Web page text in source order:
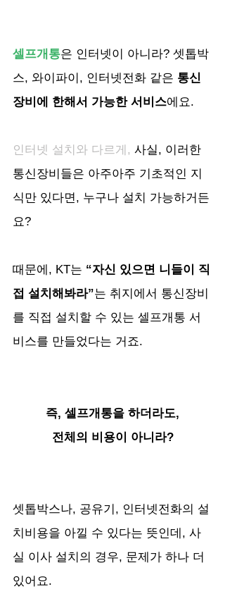
셀프개통은 인터넷이 아니라? 셋톱박
스, 와이파이, 인터넷전화 같은 통신
장비에 한해서 가능한 서비스에요.
인터넷 설치와 다르게, 사실, 이러한
통신장비들은 아주아주 기초적인 지
식만 있다면, 누구나 설치 가능하거든
요?
때문에, KT는 “자신 있으면 니들이 직
접 설치해봐라”는 취지에서 통신장비
를 직접 설치할 수 있는 셀프개통 서
비스를 만들었다는 거죠.
즉, 셀프개통을 하더라도,
전체의 비용이 아니라?
셋톱박스나, 공유기, 인터넷전화의 설
치비용을 아낄 수 있다는 뜻인데, 사
실 이사 설치의 경우, 문제가 하나 더
있어요.